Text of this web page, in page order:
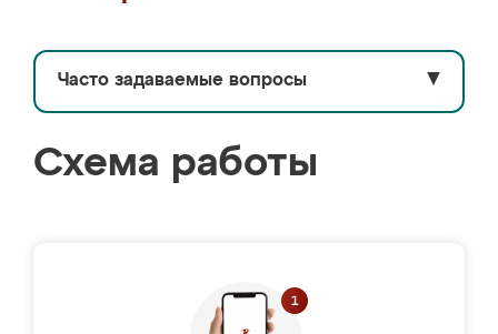
Часто задаваемые вопросы ▼
Схема работы